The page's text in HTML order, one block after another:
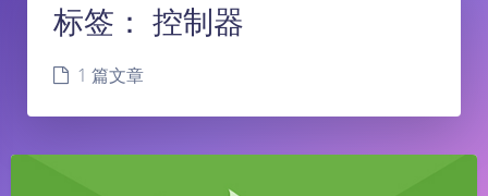
标签： 控制器
1 篇文章